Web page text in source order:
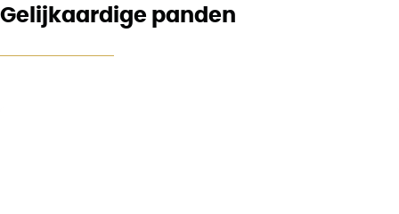
Gelijkaardige panden